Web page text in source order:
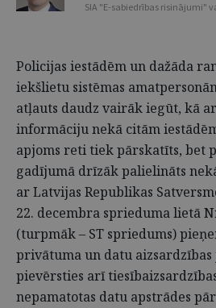
SIA "E-sabiedrības risinājumi"
Policijas iestādēm un dažāda
iekšlietu sistēmas
atļauts daudz vairāk iegūt, kā
informāciju nekā citām
apjoms reti tiek pārskatīts, bet
gadījumā drīzāk palielināts
ar Latvijas Republikas
22. decembra sprieduma lietā
(turpmāk – ST spriedums)
privātuma un datu
pievērsties arī
nepamatotas datu apstrādes